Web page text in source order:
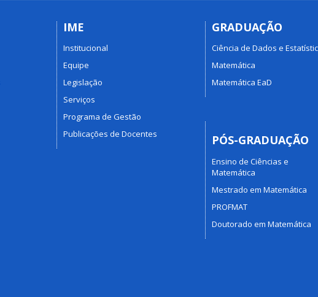
IME
Institucional
Equipe
Legislação
Serviços
Programa de Gestão
Publicações de Docentes
GRADUAÇÃO
Ciência de Dados e
Matemática
Matemática EaD
PÓS-GRADUAÇÃO
Ensino de Ciências e
Matemática
Mestrado em Matemática
PROFMAT
Doutorado em Matemática